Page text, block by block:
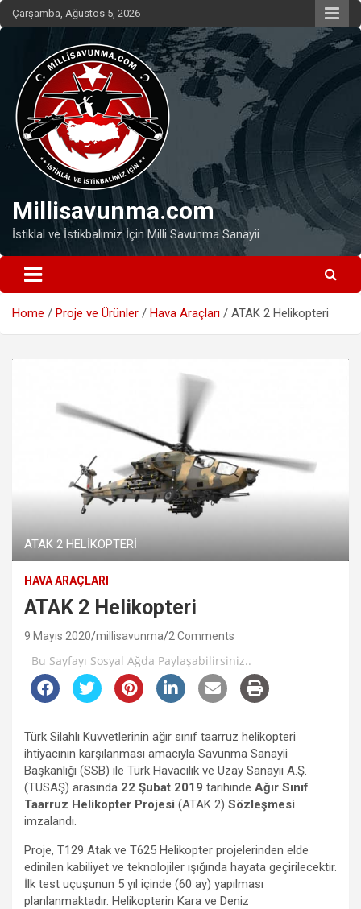
Skip
to
Çarşamba, Ağustos 5, 2026
Millisavunma.com
İstiklal ve İstikbalimiz İçin Milli Savunma Sanayii
Home Proje ve Ürünler Hava Araçları ATAK 2 Helikopteri
ATAK 2 HELİKOPTERİ
HAVA ARAÇLARI
ATAK 2 Helikopteri
9 Mayıs 2020 millisavunma 2 Comments
Bu Sayfayı Sosyal Ağda Paylaşabilirsiniz..
Türk Silahlı Kuvvetlerinin ağır sınıf taarruz helikopteri
ihtiyacının karşılanması amacıyla Savunma Sanayii
Başkanlığı (SSB) ile Türk Havacılık ve Uzay Sanayii A.Ş.
(TUSAŞ) arasında 22 Şubat 2019 tarihinde Ağır Sınıf
Taarruz Helikopter Projesi (ATAK 2) Sözleşmesi
imzalandı.
Proje, T129 Atak ve T625 Helikopter projelerinden elde
edinilen kabiliyet ve teknolojiler ışığında hayata geçirilecektir.
İlk test uçuşunun 5 yıl içinde (60 ay) yapılması
planlanmaktadır. Helikopterin Kara ve Deniz